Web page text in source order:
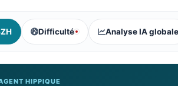
Difficulté
, tendance des parieurs : Extrême
Analyse IA globale
HIPPIQUE